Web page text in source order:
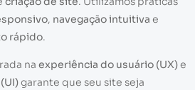
, navegação intuitiva e
rápido.
na experiência do usuário (UX)e
garante que seu site seja